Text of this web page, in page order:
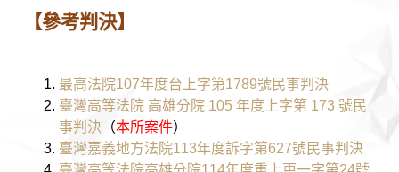
【參考判決】
最高法院107年度台上字第1789號民事判決
臺灣高等法院 高雄分院 105 年度上字第 173 號民
事判決 （本所案件）
臺灣嘉義地方法院113年度訴字第627號民事判決